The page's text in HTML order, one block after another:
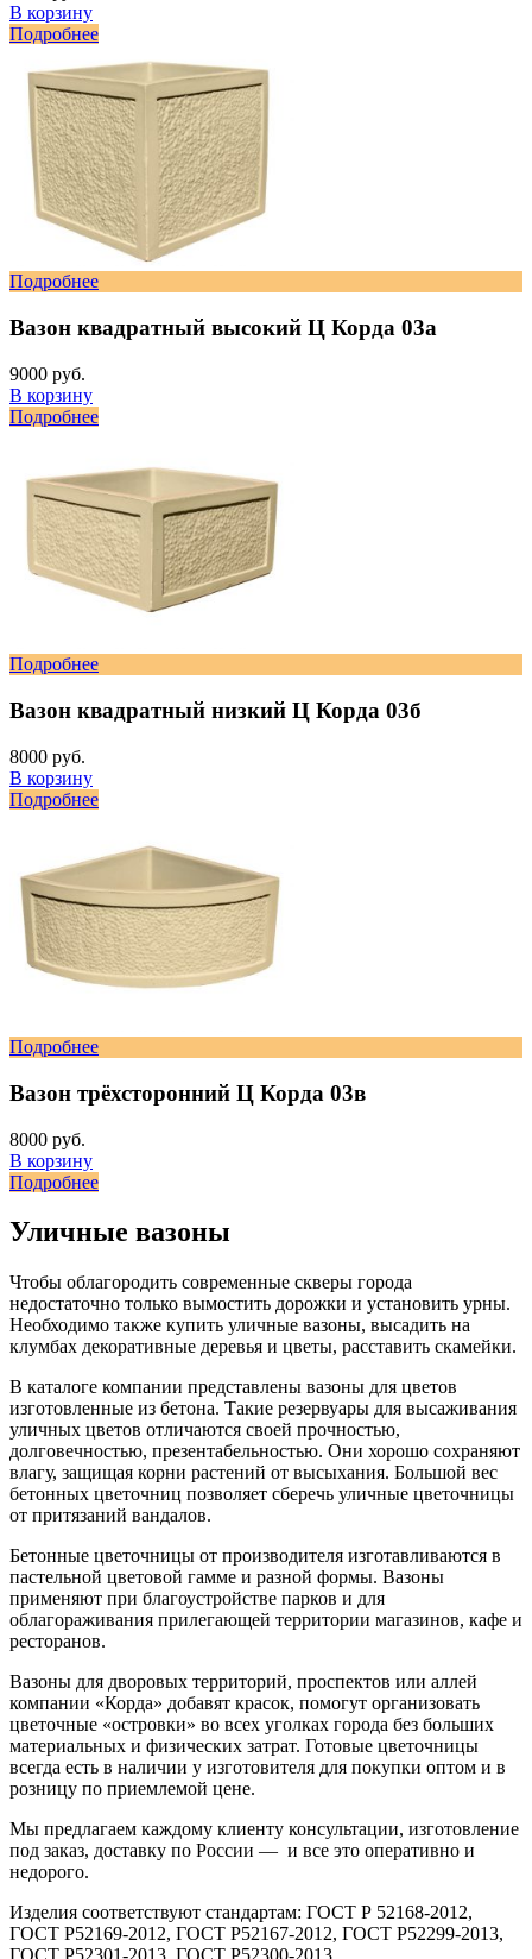
В корзину
Подробнее
Подробнее
Вазон квадратный высокий Ц Корда 03а
9000 руб.
В корзину
Подробнее
Подробнее
Вазон квадратный низкий Ц Корда 03б
8000 руб.
В корзину
Подробнее
Подробнее
Вазон трёхсторонний Ц Корда 03в
8000 руб.
В корзину
Подробнее
Уличные вазоны
Чтобы облагородить современные скверы города
недостаточно только вымостить дорожки и установить урны.
Необходимо также купить уличные вазоны, высадить на
клумбах декоративные деревья и цветы, расставить скамейки.
В каталоге компании представлены вазоны для цветов
изготовленные из бетона. Такие резервуары для высаживания
уличных цветов отличаются своей прочностью,
долговечностью, презентабельностью. Они хорошо сохраняют
влагу, защищая корни растений от высыхания. Большой вес
бетонных цветочниц позволяет сберечь уличные цветочницы
от притязаний вандалов.
Бетонные цветочницы от производителя изготавливаются в
пастельной цветовой гамме и разной формы. Вазоны
применяют при благоустройстве парков и для
облагораживания прилегающей территории магазинов, кафе и
ресторанов.
Вазоны для дворовых территорий, проспектов или аллей
компании «Корда» добавят красок, помогут организовать
цветочные «островки» во всех уголках города без больших
материальных и физических затрат. Готовые цветочницы
всегда есть в наличии у изготовителя для покупки оптом и в
розницу по приемлемой цене.
Мы предлагаем каждому клиенту консультации, изготовление
под заказ, доставку по России — и все это оперативно и
недорого.
Изделия соответствуют стандартам: ГОСТ Р 52168-2012,
ГОСТ Р52169-2012, ГОСТ Р52167-2012, ГОСТ Р52299-2013,